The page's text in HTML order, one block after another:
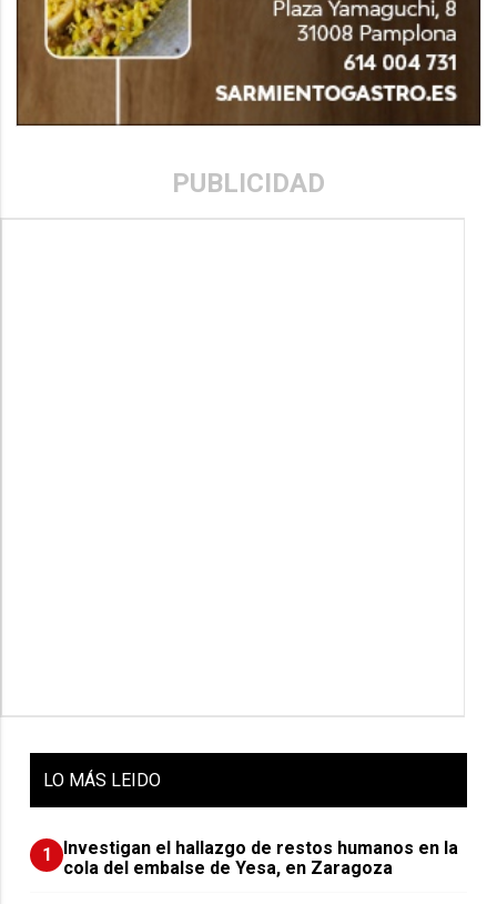
PUBLICIDAD
LO MÁS LEIDO
1
Investigan el hallazgo de restos humanos en la
cola del embalse de Yesa, en Zaragoza